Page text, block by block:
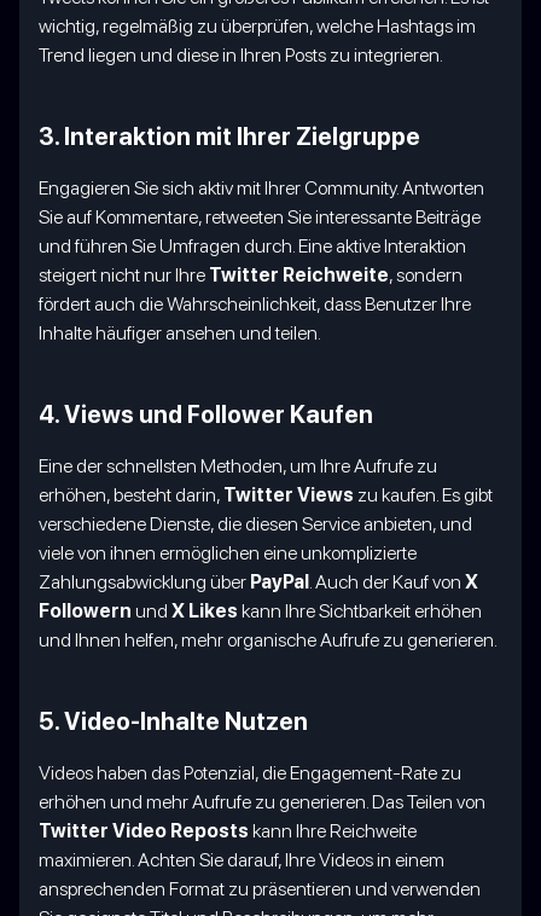
wichtig, regelmäßig zu überprüfen, welche Hashtags im
Trend liegen und diese in Ihren Posts zu integrieren.
3. Interaktion mit Ihrer Zielgruppe
Engagieren Sie sich aktiv mit Ihrer Community. Antworten
Sie auf Kommentare, retweeten Sie interessante Beiträge
und führen Sie Umfragen durch. Eine aktive Interaktion
steigert nicht nur Ihre Twitter Reichweite, sondern
fördert auch die Wahrscheinlichkeit, dass Benutzer Ihre
Inhalte häufiger ansehen und teilen.
4. Views und Follower Kaufen
Eine der schnellsten Methoden, um Ihre Aufrufe zu
erhöhen, besteht darin, Twitter Views zu kaufen. Es gibt
verschiedene Dienste, die diesen Service anbieten, und
viele von ihnen ermöglichen eine unkomplizierte
Zahlungsabwicklung über PayPal. Auch der Kauf von X
Followern und X Likes kann Ihre Sichtbarkeit erhöhen
und Ihnen helfen, mehr organische Aufrufe zu generieren.
5. Video-Inhalte Nutzen
Videos haben das Potenzial, die Engagement-Rate zu
erhöhen und mehr Aufrufe zu generieren. Das Teilen von
Twitter Video Reposts kann Ihre Reichweite
maximieren. Achten Sie darauf, Ihre Videos in einem
ansprechenden Format zu präsentieren und verwenden